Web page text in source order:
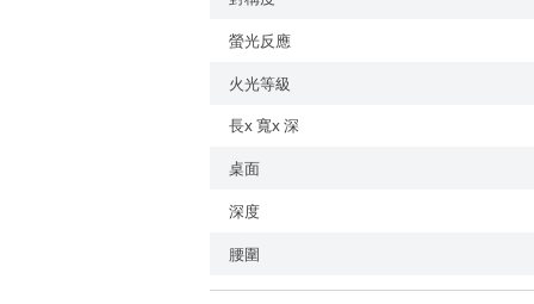
螢光反應
火光等級
長x 寬x 深
桌面
深度
腰圍